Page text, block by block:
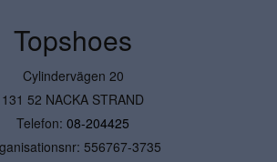
Topshoes
Cylindervägen 20
131 52 NACKA STRAND
Telefon: 08-204425
556767-3735